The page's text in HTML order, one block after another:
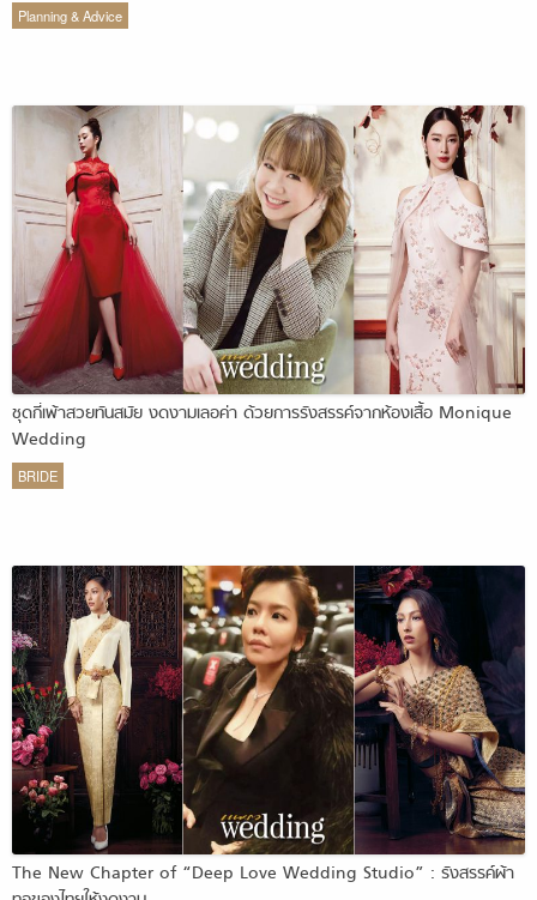
Planning & Advice
ชุดกี่เพ้าสวยทันสมัย งดงามเลอค่า ด้วยการรังสรรค์จากห้องเสื้อ Monique
Wedding
BRIDE
The New Chapter of “Deep Love Wedding Studio” : รังสรรค์ผ้า